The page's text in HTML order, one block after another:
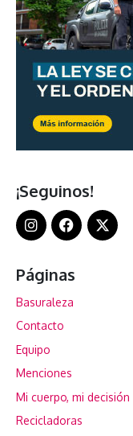
¡Seguinos!
Páginas
Basuraleza
Contacto
Equipo
Menciones
Mi cuerpo, mi decisión
Recicladoras